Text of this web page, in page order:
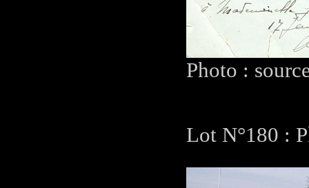
Photo :
Lot N°180 :